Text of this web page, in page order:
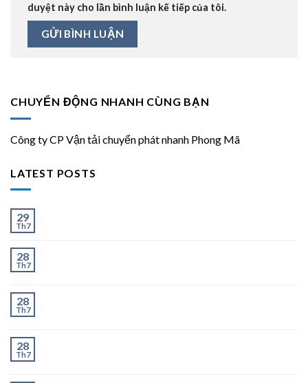
duyệt này cho lần bình luận kế tiếp của tôi.
CHUYỂN ĐỘNG NHANH CÙNG BẠN
Công ty CP Vận tải chuyển phát nhanh Phong Mã
LATEST POSTS
29
Th7
28
Th7
28
Th7
28
Th7